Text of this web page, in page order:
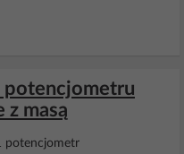
potencjometru
z masą
potencjometr